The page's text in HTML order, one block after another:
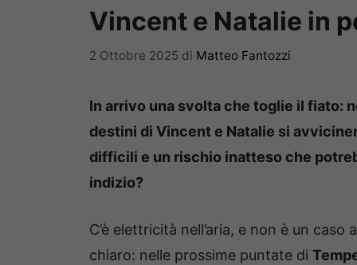
Vincent e Natalie in
2 Ottobre 2025 di Matteo Fantozzi
In arrivo una svolta che toglie il fiato:
destini di Vincent e Natalie si
difficili e un rischio inatteso che
indizio?
C’è elettricità nell’aria, e non è un
chiaro: nelle prossime puntate di